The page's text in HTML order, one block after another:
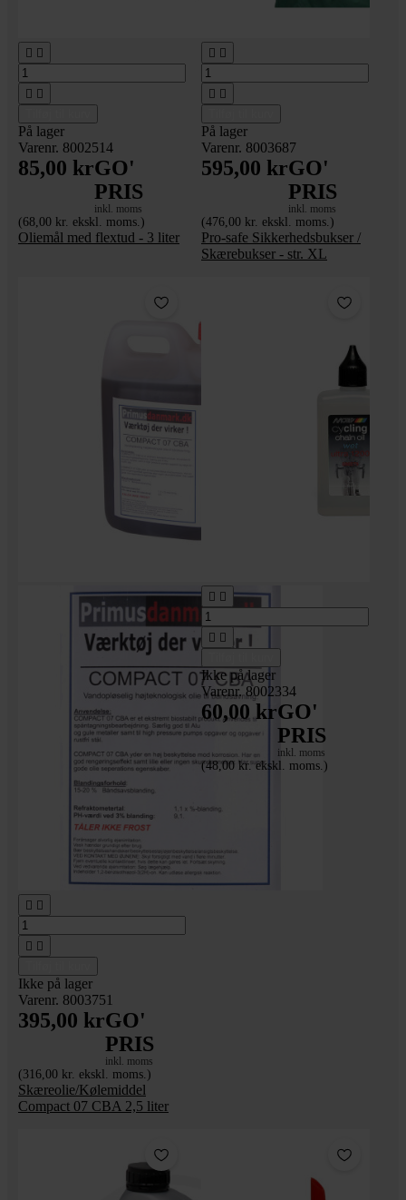
 
 
På lager
Varenr. 8002514
85,00 krGO'
PRIS
inkl. moms
(68,00 kr. ekskl. moms.)
Oliemål med flextud - 3 liter
 
 
På lager
Varenr. 8003687
595,00 krGO'
PRIS
inkl. moms
(476,00 kr. ekskl. moms.)
Pro-safe Sikkerhedsbukser /
Skærebukser - str. XL
 
 
Ikke på lager
Varenr. 8003751
395,00 krGO'
PRIS
inkl. moms
(316,00 kr. ekskl. moms.)
Skæreolie/Kølemiddel
Compact 07 CBA 2,5 liter
 
 
Ikke på lager
Varenr. 8002334
60,00 krGO'
PRIS
inkl. moms
(48,00 kr. ekskl. moms.)